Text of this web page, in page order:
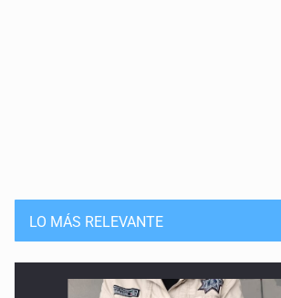
LO MÁS RELEVANTE